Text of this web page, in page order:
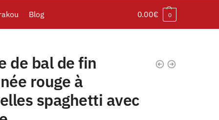
Blog 0.00€ 0
de bal de fin
rouge à
spaghetti avec